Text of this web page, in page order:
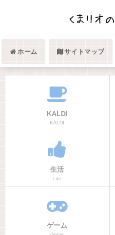
ホーム サイトマップ
KALDI
KALDI
生活
Life
ゲーム